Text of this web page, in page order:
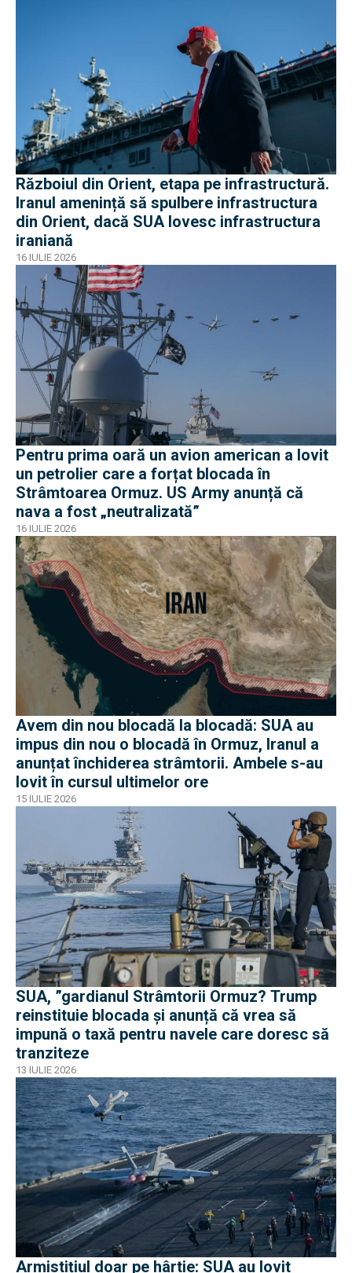
Războiul din Orient, etapa pe infrastructură.
Iranul amenință să spulbere infrastructura
din Orient, dacă SUA lovesc infrastructura
iraniană
16 IULIE 2026
Pentru prima oară un avion american a lovit
un petrolier care a forțat blocada în
Strâmtoarea Ormuz. US Army anunță că
nava a fost „neutralizată”
16 IULIE 2026
Avem din nou blocadă la blocadă: SUA au
impus din nou o blocadă în Ormuz, Iranul a
anunțat închiderea strâmtorii. Ambele s-au
lovit în cursul ultimelor ore
15 IULIE 2026
SUA, ”gardianul Strâmtorii Ormuz? Trump
reinstituie blocada și anunță că vrea să
impună o taxă pentru navele care doresc să
tranziteze
13 IULIE 2026
Armistițiul doar pe hârtie: SUA au lovit